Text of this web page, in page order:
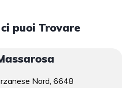
puoi Trovare
Nord, 6648